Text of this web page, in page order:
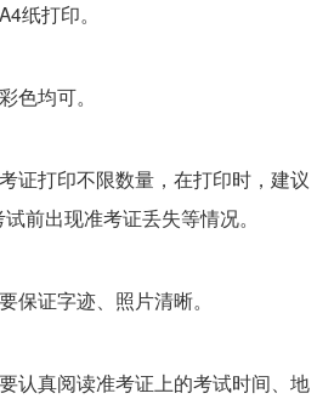
纸打印。
色均可。
证打印不限数量，在打印时，建议
前出现准考证丢失等情况。
保证字迹、照片清晰。
认真阅读准考证上的考试时间、地